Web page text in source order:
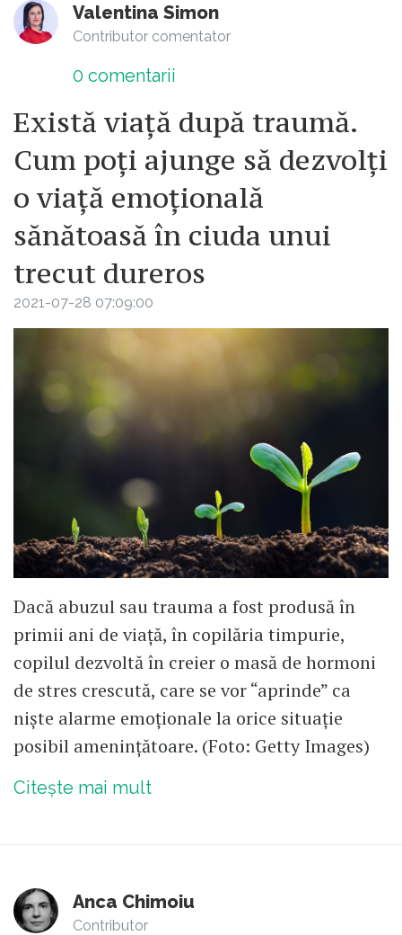
Valentina Simon
Contributor comentator
0 comentarii
Există viață după traumă.
Cum poți ajunge să dezvolți
o viață emoțională
sănătoasă în ciuda unui
trecut dureros
2021-07-28 07:09:00
Dacă abuzul sau trauma a fost produsă în
primii ani de viață, în copilăria timpurie,
copilul dezvoltă în creier o masă de hormoni
de stres crescută, care se vor “aprinde” ca
niște alarme emoționale la orice situație
posibil amenințătoare. (Foto: Getty Images)
Citește mai mult
Anca Chimoiu
Contributor